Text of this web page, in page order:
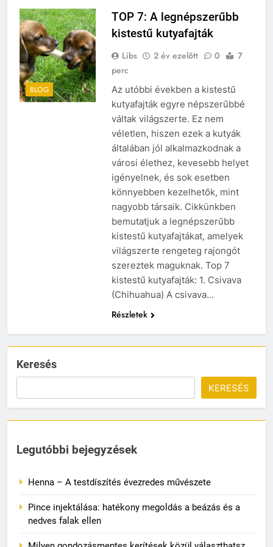
BLOG
TOP 7: A legnépszerűbb
kistestű kutyafajták
Libs 2 év ezelőtt 0
7
perc
Az utóbbi években a kistestű
kutyafajták egyre népszerűbbé
váltak világszerte. Ez nem
véletlen, hiszen ezek a kutyák
általában jól alkalmazkodnak a
városi élethez, kevesebb helyet
igényelnek, és sok esetben
könnyebben kezelhetők, mint
nagyobb társaik. Cikkünkben
bemutatjuk a legnépszerűbb
kistestű kutyafajtákat, amelyek
világszerte rengeteg rajongót
szereztek maguknak. Top 7
kistestű kutyafajták: 1. Csivava
(Chihuahua) A csivava…
Részletek
Keresés
KERESÉS
Legutóbbi bejegyzések
Henna – A testdíszítés évezredes művészete
Pince injektálása: hatékony megoldás a beázás és a
nedves falak ellen